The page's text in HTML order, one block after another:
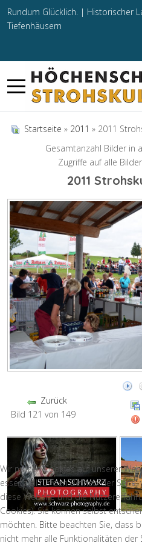
Rundum Glücklich. | Historischer
Tiefenhäusern
Startseite » 2011 » 2011
Gesamtanzahl Bilder in
Zugriffe auf alle
2011
Zurück
Bild 121 von 149
Wir nutzen Cookies auf unserer
essenziell für den Betrieb der
diese Website und die
Cookies). Sie können selbst
möchten. Bitte beachten Sie, dass
nicht mehr alle Funktionalitäten der